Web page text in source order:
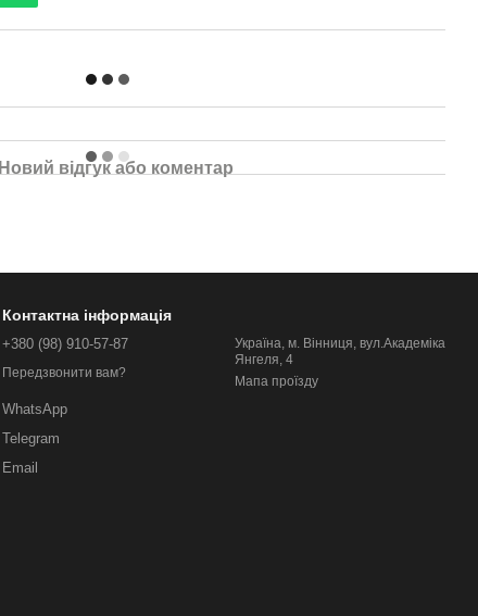
Новий відгук або коментар
Контактна інформація
+380 (98) 910-57-87
Передзвонити вам?
WhatsApp
Telegram
Email
Україна, м. Вінниця, вул.Академіка
Янгеля, 4
Мапа проїзду